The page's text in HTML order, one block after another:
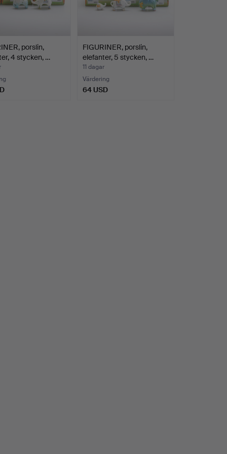
porslin,
4 stycken, …
FIGURINER, porslin,
elefanter, 5 stycken, …
11 dagar
Värdering
64 USD